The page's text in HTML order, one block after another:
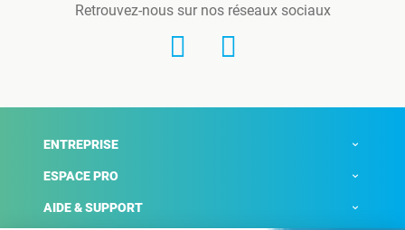
Retrouvez-nous sur nos réseaux sociaux
ENTREPRISE
ESPACE PRO
AIDE & SUPPORT